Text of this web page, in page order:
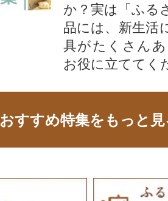
か？実は「ふる
品には、新生活
具がたくさん
お役に立ててく
おすすめ特集をもっと